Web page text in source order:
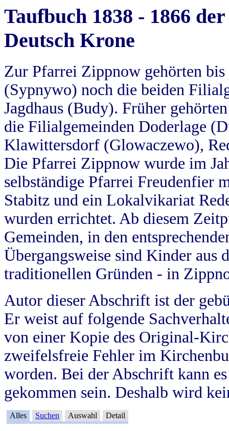
Taufbuch 1838 - 1866
Deutsch Krone
Zur Pfarrei Zippnow gehörten
(Sypnywo) noch die beiden
Jagdhaus (Budy). Früher
die Filialgemeinden Doderlage
Klawittersdorf (Glowaczewo),
Die Pfarrei Zippnow wurde im
selbständige Pfarrei Freudenfier
Stabitz und ein Lokalvikariat
wurden errichtet. Ab diesem
Gemeinden, in den
Übergangsweise sind Kinder aus
traditionellen Gründen - in
Autor dieser Abschrift ist der
Er weist auf folgende
von einer Kopie des Original-
zweifelsfreie Fehler im
worden. Bei der Abschrift kann
gekommen sein. Deshalb wird
Alles Suchen Auswahl Detail